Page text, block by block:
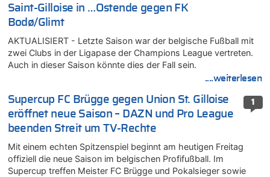
Saint-Gilloise in …Ostende gegen FK
Bodø/Glimt
AKTUALISIERT - Letzte Saison war der belgische Fußball mit
zwei Clubs in der Ligapase der Champions League vertreten.
Auch in dieser Saison könnte dies der Fall sein.
....weiterlesen
1
Supercup FC Brügge gegen Union St. Gilloise
eröffnet neue Saison – DAZN und Pro League
beenden Streit um TV-Rechte
Mit einem echten Spitzenspiel beginnt am heutigen Freitag
offiziell die neue Saison im belgischen Profifußball. Im
Supercup treffen Meister FC Brügge und Pokalsieger sowie